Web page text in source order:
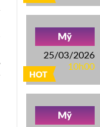
HOT
Mỹ
25/03/2026
10h00
Mỹ